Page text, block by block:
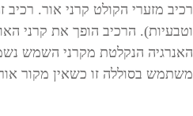
רכיב מזערי הקולט קרני אור.
וטבעיות). הרכיב הופך את קרני
האנרגיה הנקלטת מקרני השמש
משתמש בסוללה זו כשאין מקור אור